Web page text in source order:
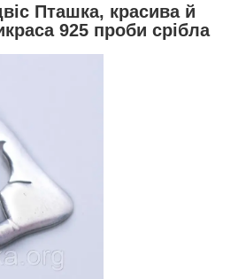
Пташка, красива й
925 проби срібла